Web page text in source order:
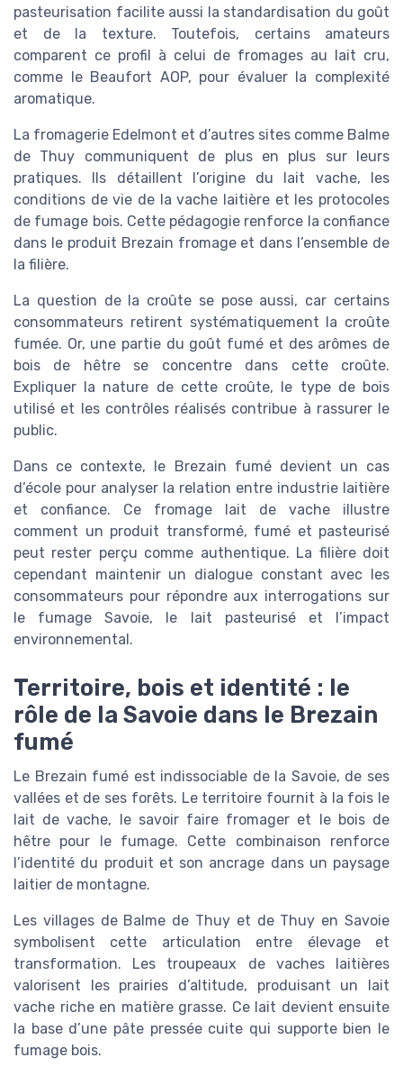
pasteurisation facilite aussi la standardisation du goût
et de la texture. Toutefois, certains amateurs
comparent ce profil à celui de fromages au lait cru,
comme le Beaufort AOP, pour évaluer la complexité
aromatique.
La fromagerie Edelmont et d’autres sites comme Balme
de Thuy communiquent de plus en plus sur leurs
pratiques. Ils détaillent l’origine du lait vache, les
conditions de vie de la vache laitière et les protocoles
de fumage bois. Cette pédagogie renforce la confiance
dans le produit Brezain fromage et dans l’ensemble de
la filière.
La question de la croûte se pose aussi, car certains
consommateurs retirent systématiquement la croûte
fumée. Or, une partie du goût fumé et des arômes de
bois de hêtre se concentre dans cette croûte.
Expliquer la nature de cette croûte, le type de bois
utilisé et les contrôles réalisés contribue à rassurer le
public.
Dans ce contexte, le Brezain fumé devient un cas
d’école pour analyser la relation entre industrie laitière
et confiance. Ce fromage lait de vache illustre
comment un produit transformé, fumé et pasteurisé
peut rester perçu comme authentique. La filière doit
cependant maintenir un dialogue constant avec les
consommateurs pour répondre aux interrogations sur
le fumage Savoie, le lait pasteurisé et l’impact
environnemental.
Territoire, bois et identité : le
rôle de la Savoie dans le Brezain
fumé
Le Brezain fumé est indissociable de la Savoie, de ses
vallées et de ses forêts. Le territoire fournit à la fois le
lait de vache, le savoir faire fromager et le bois de
hêtre pour le fumage. Cette combinaison renforce
l’identité du produit et son ancrage dans un paysage
laitier de montagne.
Les villages de Balme de Thuy et de Thuy en Savoie
symbolisent cette articulation entre élevage et
transformation. Les troupeaux de vaches laitières
valorisent les prairies d’altitude, produisant un lait
vache riche en matière grasse. Ce lait devient ensuite
la base d’une pâte pressée cuite qui supporte bien le
fumage bois.